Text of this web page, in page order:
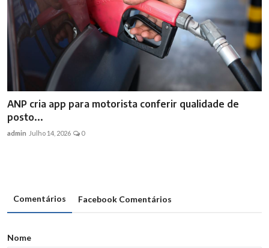
ANP cria app para motorista conferir qualidade de
posto...
admin Julho 14, 2026 0
Comentários Facebook Comentários
Nome